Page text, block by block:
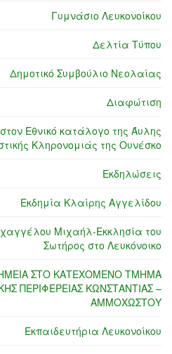
Γυμνάσιο Λευκονοίκου
Δελτία Τύπου
Δημοτικό Συμβούλιο Νεολαίας
Διαφώτιση
Εθνικό κατάλογο της Άυλης
Κληρονομιάς της Ουνέσκο
Εκδηλώσεις
Εκδημία Κλαίρης Αγγελίδου
Μιχαήλ-Εκκλησία του
Σωτήρος στο Λευκόνοικο
ΣΤΟ ΚΑΤΕΧΟΜΕΝΟ ΤΜΗΜΑ
ΠΕΡΙΦΕΡΕΙΑΣ ΚΩΝΣΤΑΝΤΙΑΣ –
ΑΜΜΟΧΩΣΤΟΥ
Εκπαιδευτήρια Λευκονοίκου